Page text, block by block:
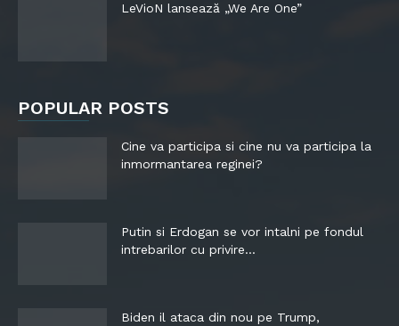
LeVioN lansează „We Are One”
POPULAR POSTS
Cine va participa si cine nu va participa la
inmormantarea reginei?
Putin si Erdogan se vor intalni pe fondul
intrebarilor cu privire...
Biden il ataca din nou pe Trump,